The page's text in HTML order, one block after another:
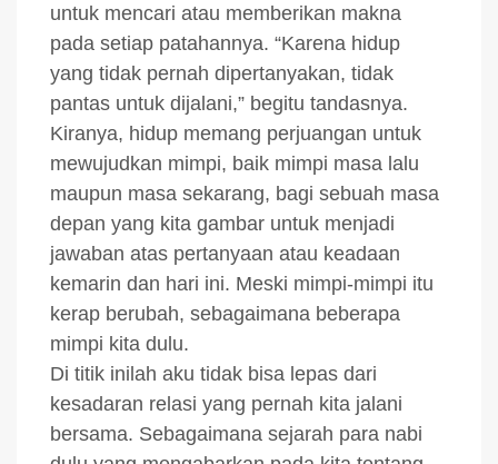
untuk mencari atau memberikan makna
pada setiap patahannya. “Karena hidup
yang tidak pernah dipertanyakan, tidak
pantas untuk dijalani,” begitu tandasnya.
Kiranya, hidup memang perjuangan untuk
mewujudkan mimpi, baik mimpi masa lalu
maupun masa sekarang, bagi sebuah masa
depan yang kita gambar untuk menjadi
jawaban atas pertanyaan atau keadaan
kemarin dan hari ini. Meski mimpi-mimpi itu
kerap berubah, sebagaimana beberapa
mimpi kita dulu.
Di titik inilah aku tidak bisa lepas dari
kesadaran relasi yang pernah kita jalani
bersama. Sebagaimana sejarah para nabi